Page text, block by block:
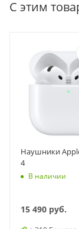
С этим
Наушники
4
В наличии
15 490 руб.